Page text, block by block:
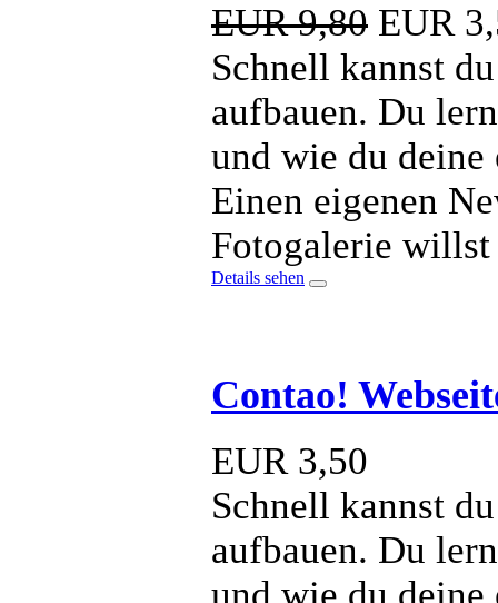
EUR 9,80 EUR
Schnell kannst
aufbauen. Du
und wie du deine
Einen eigenen
Fotogalerie
Details sehen
Contao!
EUR 3,50
Schnell kannst
aufbauen. Du